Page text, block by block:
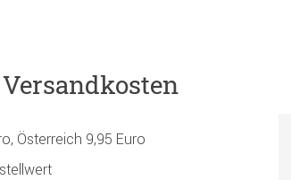
Österreich 9,95 Euro